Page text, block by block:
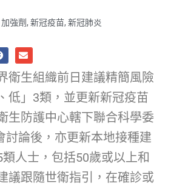
加強劑, 新冠疫苗, 新冠肺炎
衛生組織前日建議精簡風險
低」3類，並更新新冠疫苗
生防護中心轄下聯合科學委
討論後，亦更新本地接種建
人士，包括50歲或以上和
議跟隨世衛指引，在確診或